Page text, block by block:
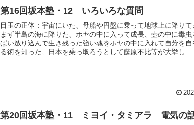
第16回坂本塾・12 いろいろな質問
目玉の正体：宇宙にいた、母船や円盤に乗って地球上に降りて
まず半島の海に降りた、ホヤの中に入って成長、壺の中に毒虫
ぱい放り込んで生き残った強い魂をホヤの中に入れて自分を自
る術を知った、日本を乗っ取ろうとして藤原不比等が大挙し...
第20回坂本塾・11 ミヨイ・タミアラ 電気の